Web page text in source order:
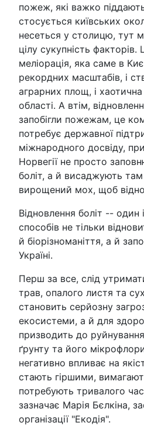
пожеж, які важко
стосується київських
несеться у столицю, тут
цілу сукупність
меліорація, яка саме в
рекордних масштабів, і
аграрних площ, і хаотична
області. А втім,
запобігли пожежам, це
потребує державної
міжнародного досвіду,
Норвегії не просто
боліт, а й висаджують там
вирощений мох, щоб
Відновлення боліт -- один
способів не тільки
й біорізноманіття, а й
Україні.
Перш за все, слід
трав, опалого листя та
становить серйозну
екосистеми, а й для
призводить до
ґрунту та його
негативно впливає на
стають гіршими,
потребують тривалого
зазначає Марія Бєлкіна,
організації "Екодія".